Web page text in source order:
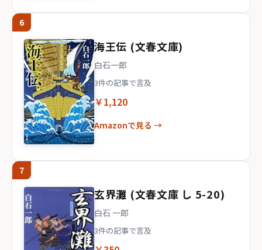
6
海王伝 (文春文庫)
白石一郎
3件の記事で言及
￥1,120
Amazonで見る →
7
玄界灘 (文春文庫 し 5-20)
白石 一郎
3件の記事で言及